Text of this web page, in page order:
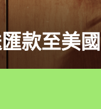
款至美國